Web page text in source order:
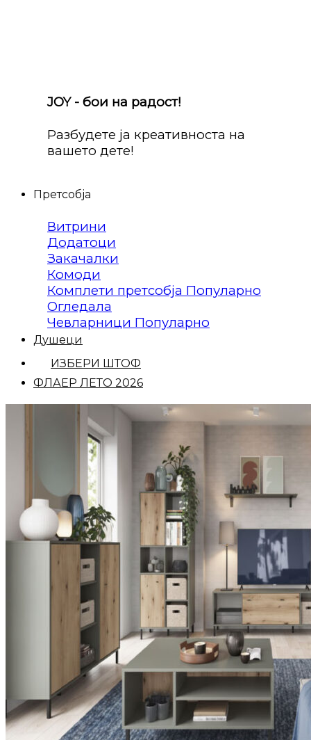
JOY - бои на радост!
Разбудете ја креативноста на
вашето дете!
Претсобја
Витрини
Додатоци
Закачалки
Комоди
Комплети претсобја
Огледала
Чевларници
Душеци
ИЗБЕРИ ШТОФ
ФЛАЕР ЛЕТО 2026